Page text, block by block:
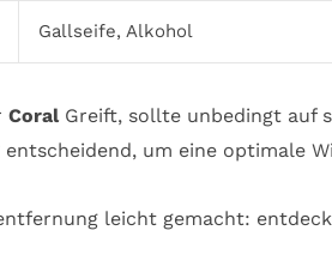
Gallseife, Alkohol
CoralGreift, sollte unbedingt auf
um eine optimale